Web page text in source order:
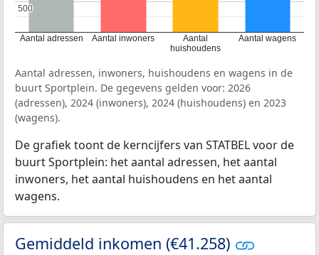
Aantal adressen Aantal inwoners
Aantal
huishoudens
Aantal wagens
500
500
Aantal adressen, inwoners, huishoudens en wagens in de
buurt Sportplein. De gegevens gelden voor: 2026
(adressen), 2024 (inwoners), 2024 (huishoudens) en 2023
(wagens).
De grafiek toont de kerncijfers van STATBEL voor de
buurt Sportplein: het aantal adressen, het aantal
inwoners, het aantal huishoudens en het aantal
wagens.
Gemiddeld inkomen (€41.258)